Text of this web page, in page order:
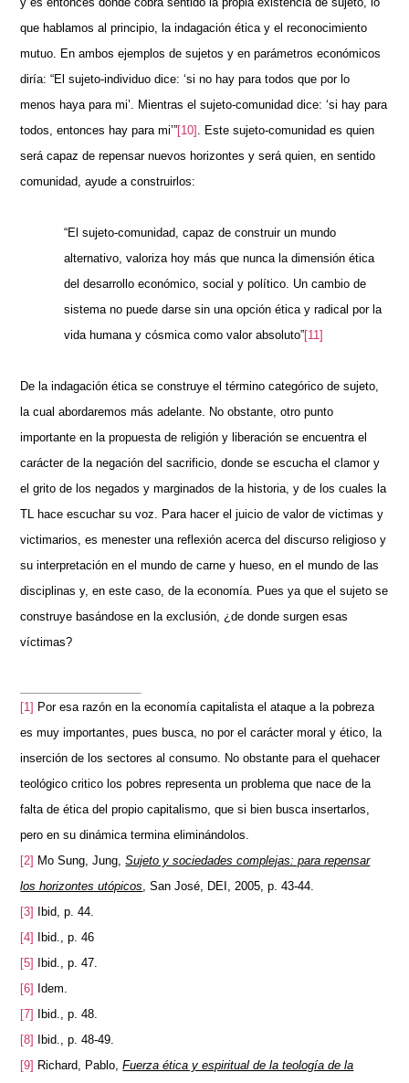
que hablamos al principio, la indagación ética y el reconocimiento
mutuo. En ambos ejemplos de sujetos y en parámetros económicos
diría: “El sujeto-individuo dice: ‘si no hay para todos que por lo
menos haya para mi’. Mientras el sujeto-comunidad dice: ‘si hay para
todos, entonces hay para mi’”[10]
. Este sujeto-comunidad es quien
será capaz de repensar nuevos horizontes y será quien, en sentido
comunidad, ayude a construirlos:
“El sujeto-comunidad, capaz de construir un mundo
alternativo, valoriza hoy más que nunca la dimensión ética
del desarrollo económico, social y político. Un cambio de
sistema no puede darse sin una opción ética y radical por la
vida humana y cósmica como valor absoluto”[11]
De la indagación ética se construye el término categórico de sujeto,
la cual abordaremos más adelante. No obstante, otro punto
importante en la propuesta de religión y liberación se encuentra el
carácter de la negación del sacrificio, donde se escucha el clamor y
el grito de los negados y marginados de la historia, y de los cuales la
TL hace escuchar su voz. Para hacer el juicio de valor de victimas y
victimarios, es menester una reflexión acerca del discurso religioso y
su interpretación en el mundo de carne y hueso, en el mundo de las
disciplinas y, en este caso, de la economía. Pues ya que el sujeto se
construye basándose en la exclusión, ¿de donde surgen esas
víctimas?
[1] Por esa razón en la economía capitalista el ataque a la pobreza
es muy importantes, pues busca, no por el carácter moral y ético, la
inserción de los sectores al consumo. No obstante para el quehacer
teológico critico los pobres representa un problema que nace de la
falta de ética del propio capitalismo, que si bien busca insertarlos,
pero en su dinámica termina eliminándolos.
[2] Mo Sung, Jung,Sujeto y sociedades complejas: para repensar
los horizontes utópicos, San José, DEI, 2005, p. 43-44.
[3]
Ibid, p. 44.
[4]
Ibid., p. 46
[5]
Ibid., p. 47.
[6]
Idem.
[7]
Ibid., p. 48.
[8]
Ibid., p. 48-49.
[9] Richard, Pablo,Fuerza ética y espiritual de la teología de la